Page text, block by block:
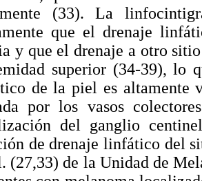
(33). La
que el drenaje
y que el drenaje a otro
superior (34-39), lo
de la piel es altamente
por los vasos
del ganglio
de drenaje linfático del
(27,33) de la Unidad de